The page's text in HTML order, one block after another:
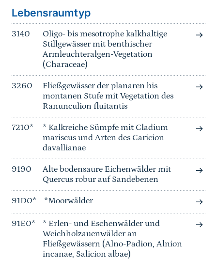
Lebensraumtyp
3140
Oligo- bis mesotrophe kalkhaltige
Stillgewässer mit benthischer
Armleuchteralgen-Vegetation
(Characeae)
3260
Fließgewässer der planaren bis
montanen Stufe mit Vegetation des
Ranunculion fluitantis
7210*
* Kalkreiche Sümpfe mit Cladium
mariscus und Arten des Caricion
davallianae
9190
Alte bodensaure Eichenwälder mit
Quercus robur auf Sandebenen
91D0* *Moorwälder
91E0*
* Erlen- und Eschenwälder und
Weichholzauenwälder an
Fließgewässern (Alno-Padion, Alnion
incanae, Salicion albae)